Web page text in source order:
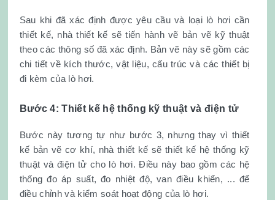
Sau khi đã xác định được yêu cầu và loại lò hơi cần
thiết kế, nhà thiết kế sẽ tiến hành vẽ bản vẽ kỹ thuật
theo các thông số đã xác định. Bản vẽ này sẽ gồm các
chi tiết về kích thước, vật liệu, cấu trúc và các thiết bị
đi kèm của lò hơi.
Bước 4: Thiết kế hệ thống kỹ thuật và điện tử
Bước này tương tự như bước 3, nhưng thay vì thiết
kế bản vẽ cơ khí, nhà thiết kế sẽ thiết kế hệ thống kỹ
thuật và điện tử cho lò hơi. Điều này bao gồm các hệ
thống đo áp suất, đo nhiệt độ, van điều khiển, ... để
điều chỉnh và kiểm soát hoạt động của lò hơi.